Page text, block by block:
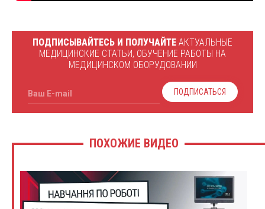
ПОДПИСЫВАЙТЕСЬ И ПОЛУЧАЙТЕ АКТУАЛЬНЫЕ
МЕДИЦИНСКИЕ СТАТЬИ, ОБУЧЕНИЕ РАБОТЫ НА
МЕДИЦИНСКОМ ОБОРУДОВАНИИ
Ваш E-mail ПОДПИСАТЬСЯ
ПОХОЖИЕ ВИДЕО